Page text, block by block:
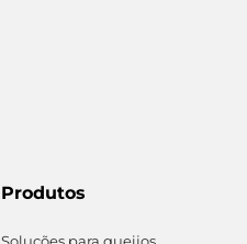
Produtos